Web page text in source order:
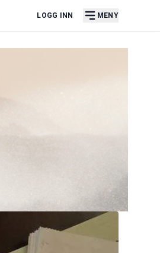
LOGG INN MENY